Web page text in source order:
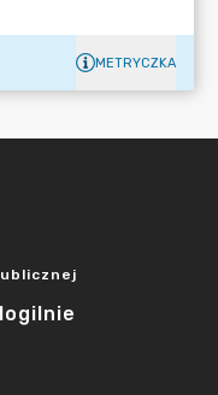
METRYCZKA